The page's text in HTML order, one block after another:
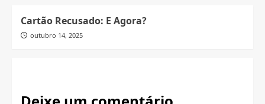
Cartão Recusado: E Agora?
outubro 14, 2025